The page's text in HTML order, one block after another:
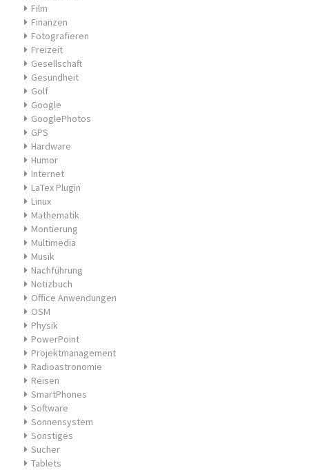
Film
Finanzen
Fotografieren
Freizeit
Gesellschaft
Gesundheit
Golf
Google
GooglePhotos
GPS
Hardware
Humor
Internet
LaTex Plugin
Linux
Mathematik
Montierung
Multimedia
Musik
Nachführung
Notizbuch
Office Anwendungen
OSM
Physik
PowerPoint
Projektmanagement
Radioastronomie
Reisen
SmartPhones
Software
Sonnensystem
Sonstiges
Sucher
Tablets